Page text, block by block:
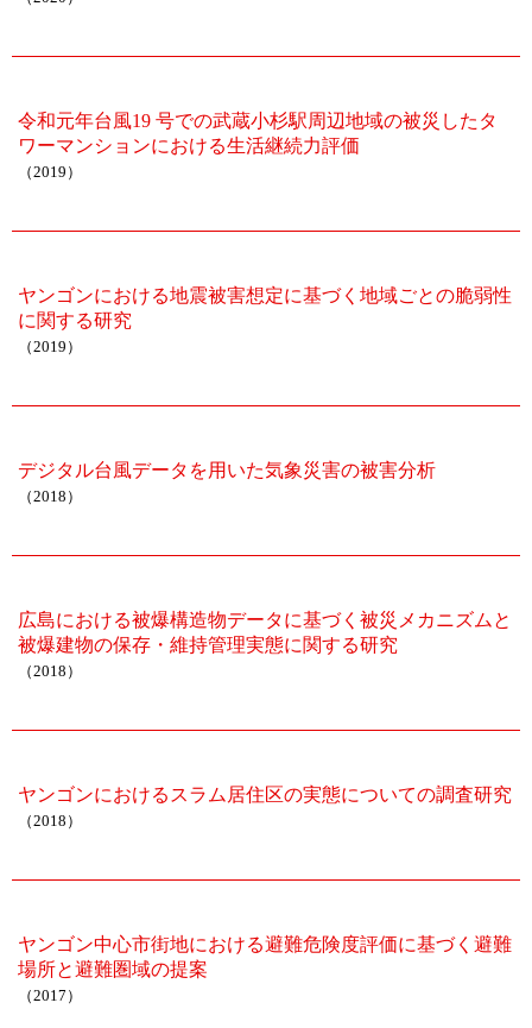
令和元年台風19 号での武蔵小杉駅周辺地域の被災したタ
ワーマンションにおける生活継続力評価
（2019）
ヤンゴンにおける地震被害想定に基づく地域ごとの脆弱性
に関する研究
（2019）
デジタル台風データを用いた気象災害の被害分析
（2018）
広島における被爆構造物データに基づく被災メカニズムと
被爆建物の保存・維持管理実態に関する研究
（2018）
ヤンゴンにおけるスラム居住区の実態についての調査研究
（2018）
ヤンゴン中心市街地における避難危険度評価に基づく避難
場所と避難圏域の提案
（2017）